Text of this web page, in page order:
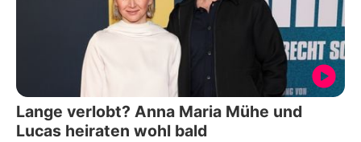
Lange verlobt? Anna Maria Mühe und
Lucas heiraten wohl bald